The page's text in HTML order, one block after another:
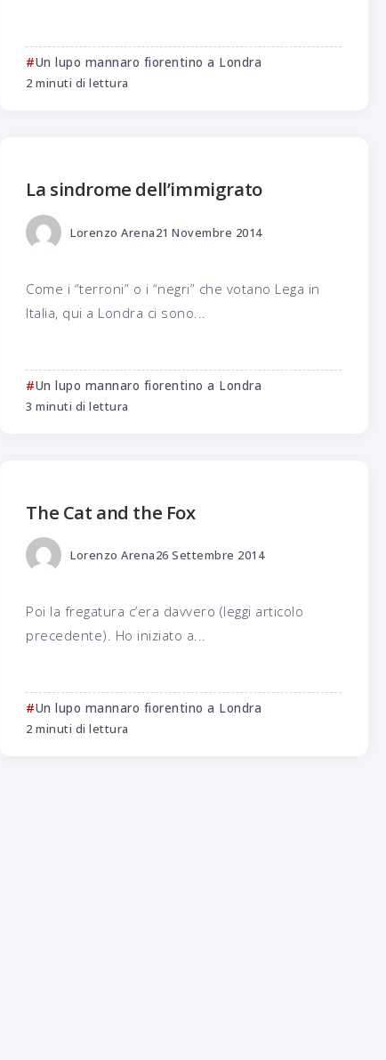
Un lupo mannaro fiorentino a Londra
2 minuti di lettura
La sindrome dell’immigrato
Lorenzo Arena21 Novembre 2014
Come i “terroni” o i “negri” che votano Lega in
Italia, qui a Londra ci sono...
Un lupo mannaro fiorentino a Londra
3 minuti di lettura
The Cat and the Fox
Lorenzo Arena26 Settembre 2014
Poi la fregatura c’era davvero (leggi articolo
precedente). Ho iniziato a...
Un lupo mannaro fiorentino a Londra
2 minuti di lettura